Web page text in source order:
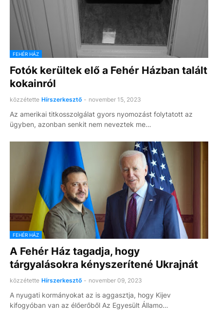
FEHÉR HÁZ
Fotók kerültek elő a Fehér Házban talált
kokainról
közzétette Hírszerkesztő - november 15, 2023
Az amerikai titkosszolgálat gyors nyomozást folytatott az
ügyben, azonban senkit nem neveztek me…
FEHÉR HÁZ
A Fehér Ház tagadja, hogy
tárgyalásokra kényszerítené Ukrajnát
közzétette Hírszerkesztő - november 09, 2023
A nyugati kormányokat az is aggasztja, hogy Kijev
kifogyóban van az élőerőből Az Egyesült Államo…